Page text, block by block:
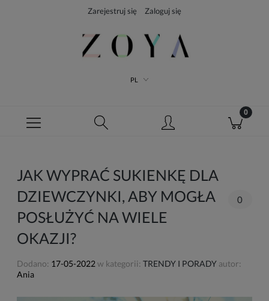
Zarejestruj się Zaloguj się
PL
JAK WYPRAĆ SUKIENKĘ DLA
DZIEWCZYNKI, ABY MOGŁA
POSŁUŻYĆ NA WIELE
OKAZJI?
0
Dodano: 17-05-2022w kategorii: TRENDY I PORADY autor:
Ania